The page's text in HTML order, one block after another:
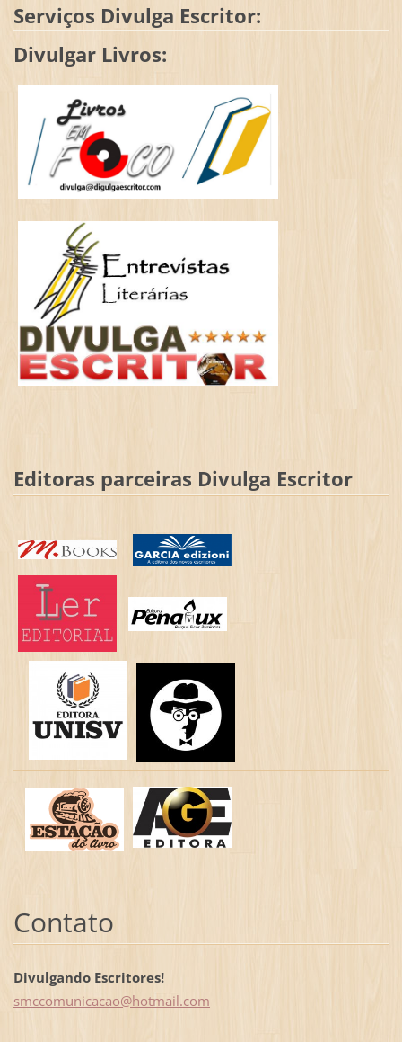
Serviços Divulga Escritor:
Divulgar Livros:
Editoras parceiras Divulga Escritor
Contato
Divulgando Escritores!
smccomunicacao@hotmail.com